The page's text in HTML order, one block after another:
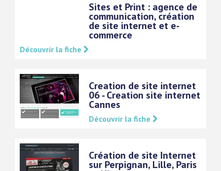
Sites et Print : agence de
communication, création
de site internet et e-
commerce
Découvrir la fiche
Creation de site internet
06 - Creation site internet
Cannes
Découvrir la fiche
Création de site Internet
sur Perpignan, Lille, Paris